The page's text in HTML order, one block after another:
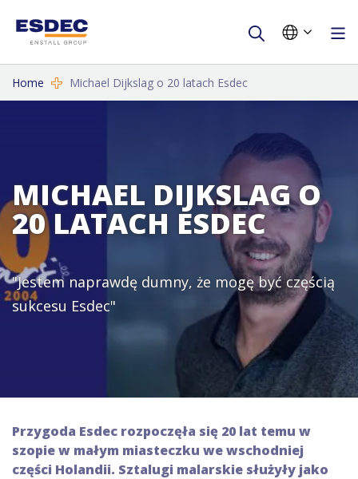
Home Michael Dijkslag o 20 latach Esdec
MICHAEL DIJKSLAG O
20 LATACH ESDEC
"Jestem naprawdę dumny, że mogę być częścią
sukcesu Esdec"
Przygoda Esdec rozpoczęła się 20 lat temu w
szopie w małym miasteczku we wschodniej
części Holandii. Sztalugi malarskie służyły jako